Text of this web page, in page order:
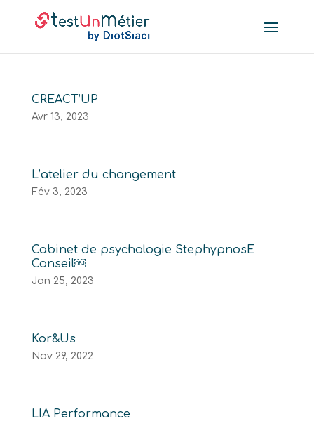
CREACT’UP
Avr 13, 2023
L’atelier du changement
Fév 3, 2023
Cabinet de psychologie StephypnosE
Conseil￼
Jan 25, 2023
Kor&Us
Nov 29, 2022
LIA Performance